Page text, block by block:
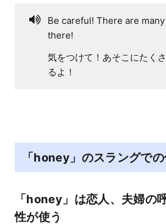
Be careful! There are
there!
気をつけて！あそこにたく
るよ！
「honey」のスラングで
「honey」は恋人、夫婦の
性が使う